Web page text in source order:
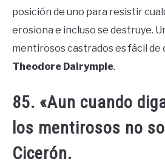
posición de uno para resistir
erosiona e incluso se destruye.
mentirosos castrados es fácil de
Theodore Dalrymple.
85. «Aun cuando
los mentirosos no
Cicerón.